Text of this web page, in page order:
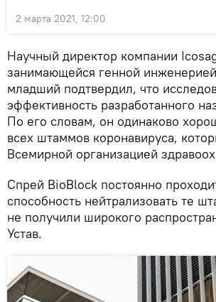
2 марта 2021, 12:00
Научный директор компании
занимающейся генной
младший подтвердил, что
эффективность разработанного
По его словам, он одинаково
всех штаммов коронавируса,
Всемирной организацией
Спрей BioBlock постоянно
способность нейтрализовать те
не получили широкого
Устав.